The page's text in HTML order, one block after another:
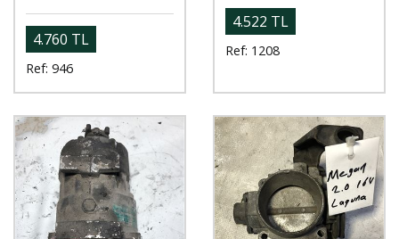
4.760 TL
Ref: 946
4.522 TL
Ref: 1208